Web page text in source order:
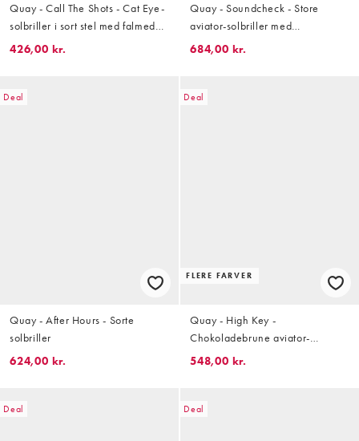
Quay - Call The Shots - Cat Eye-
solbriller i sort stel med falmede
glas
426,00 kr.
Quay - Soundcheck - Store
aviator-solbriller med
skildpaddemønster og
684,00 kr.
Deal
Quay - After Hours - Sorte
solbriller
624,00 kr.
Deal
FLERE FARVER
Quay - High Key -
Chokoladebrune aviator-
solbriller i metal
548,00 kr.
Deal Deal